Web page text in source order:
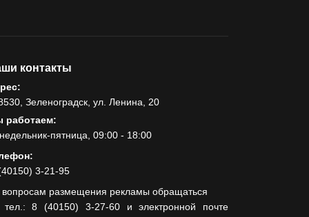
контакты
Зеленоградск, ул. Ленина, 20
работаем:
пятница, 09:00 - 18:00
3-21-95
размещения рекламы обращаться
тел.: 8 (40150) 3-27-60 и электронной почте